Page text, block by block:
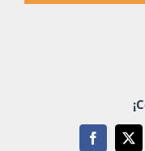
Facebook
X